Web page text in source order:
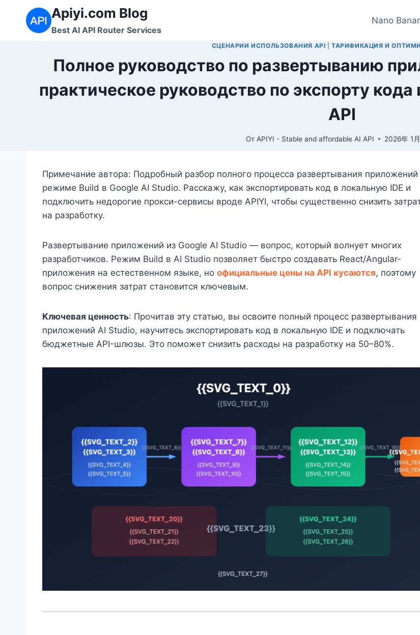
Перейти
содержимому
Apiyi.com Blog
Best AI API Router Services
Nano
СЦЕНАРИИ ИСПОЛЬЗОВАНИЯ API |ТАРИФИКАЦИЯ И
Полное руководство по развертыванию
практическое руководство по экспорту
API
От APIYI - Stable and affordable AI API 2026年 1
Примечание автора: Подробный разбор полного процесса развертывания приложений
режиме Build в Google AI Studio. Расскажу, как экспортировать код в локальную IDE и
подключить недорогие прокси-сервисы вроде APIYI, чтобы существенно снизить
на разработку.
Развертывание приложений из Google AI Studio — вопрос, который волнует многих
разработчиков. Режим Build в AI Studio позволяет быстро создавать React/Angular-
приложения на естественном языке, но официальные цены на API кусаются, поэтому
вопрос снижения затрат становится ключевым.
Ключевая ценность: Прочитав эту статью, вы освоите полный процесс развертывания
приложений AI Studio, научитесь экспортировать код в локальную IDE и подключать
бюджетные API-шлюзы. Это поможет снизить расходы на разработку на 50–80%.